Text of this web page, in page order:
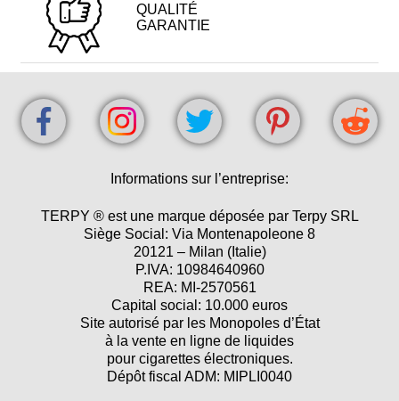
QUALITÉ
GARANTIE
Informations sur l’entreprise:
TERPY ® est une marque déposée par Terpy SRL
Siège Social: Via Montenapoleone 8
20121 – Milan (Italie)
P.IVA: 10984640960
REA: MI-2570561
Capital social: 10.000 euros
Site autorisé par les Monopoles d’État
à la vente en ligne de liquides
pour cigarettes électroniques.
Dépôt fiscal ADM: MIPLI0040